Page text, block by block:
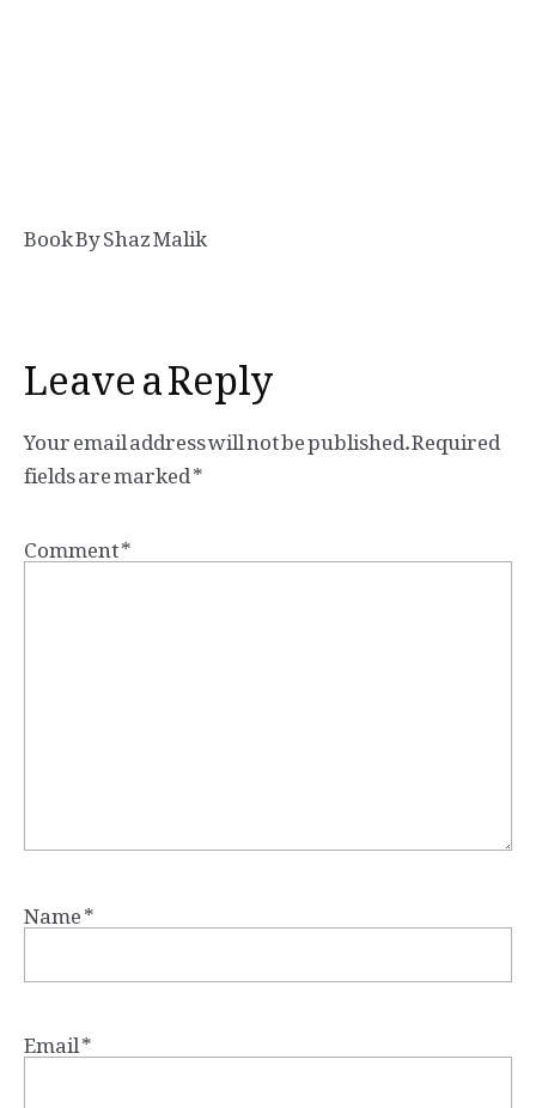
Book By Shaz Malik
Leave a Reply
Your email address will not be published.Required
fields are marked*
Comment*
Name*
Email*